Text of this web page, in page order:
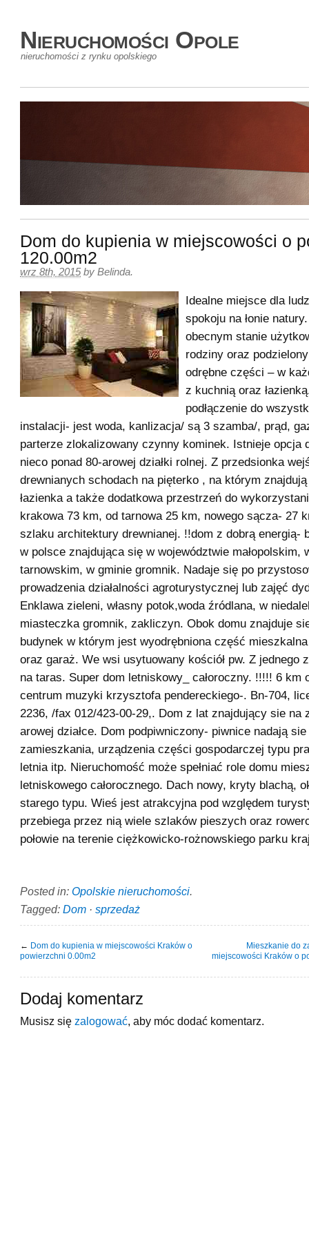
Nieruchomości Opole
nieruchomości z rynku opolskiego
Dom do kupienia w miejscowości o
120.00m2
wrz 8th, 2015 by Belinda.
Idealne miejsce dla
spokoju na łonie
obecnym stanie
rodziny oraz
odrębne części – w
z kuchnią oraz
podłączenie do
instalacji- jest woda, kanlizacja/ są 3 szamba/, prąd,
parterze zlokalizowany czynny kominek. Istnieje opcja
nieco ponad 80-arowej działki rolnej. Z przedsionka
drewnianych schodach na pięterko , na którym
łazienka a także dodatkowa przestrzeń do
krakowa 73 km, od tarnowa 25 km, nowego sącza- 27
szlaku architektury drewnianej. !!dom z dobrą energią-
w polsce znajdująca się w województwie małopolskim,
tarnowskim, w gminie gromnik. Nadaje się po
prowadzenia działalności agroturystycznej lub zajęć
Enklawa zieleni, własny potok,woda źródlana, w
miasteczka gromnik, zakliczyn. Obok domu znajduje
budynek w którym jest wyodrębniona część
oraz garaż. We wsi usytuowany kościół pw. Z jednego
na taras. Super dom letniskowy_ całoroczny. !!!!! 6 km
centrum muzyki krzysztofa pendereckiego-. Bn-704,
2236, /fax 012/423-00-29,. Dom z lat znajdujący sie na
arowej działce. Dom podpiwniczony- piwnice nadają sie
zamieszkania, urządzenia części gospodarczej typu
letnia itp. Nieruchomość może spełniać role domu
letniskowego całorocznego. Dach nowy, kryty blachą,
starego typu. Wieś jest atrakcyjna pod względem
przebiega przez nią wiele szlaków pieszych oraz
połowie na terenie ciężkowicko-rożnowskiego parku
Posted in: Opolskie nieruchomości.
Tagged: Dom · sprzedaż
← Dom do kupienia w miejscowości Kraków o
powierzchni 0.00m2
Mieszkanie do
miejscowości Kraków o
Dodaj komentarz
Musisz się zalogować , aby móc dodać komentarz.